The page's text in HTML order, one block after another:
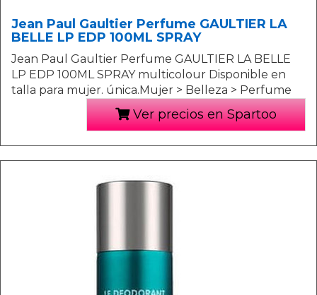
Jean Paul Gaultier Perfume GAULTIER LA
BELLE LP EDP 100ML SPRAY
Jean Paul Gaultier Perfume GAULTIER LA BELLE
LP EDP 100ML SPRAY multicolour Disponible en
talla para mujer. única.Mujer > Belleza > Perfume
Ver precios en Spartoo